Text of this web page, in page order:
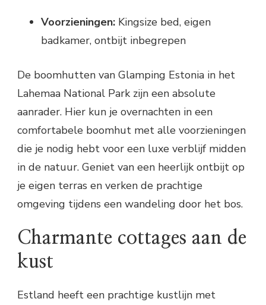
Voorzieningen: Kingsize bed, eigen
badkamer, ontbijt inbegrepen
De boomhutten van Glamping Estonia in het
Lahemaa National Park zijn een absolute
aanrader. Hier kun je overnachten in een
comfortabele boomhut met alle voorzieningen
die je nodig hebt voor een luxe verblijf midden
in de natuur. Geniet van een heerlijk ontbijt op
je eigen terras en verken de prachtige
omgeving tijdens een wandeling door het bos.
Charmante cottages aan de
kust
Estland heeft een prachtige kustlijn met